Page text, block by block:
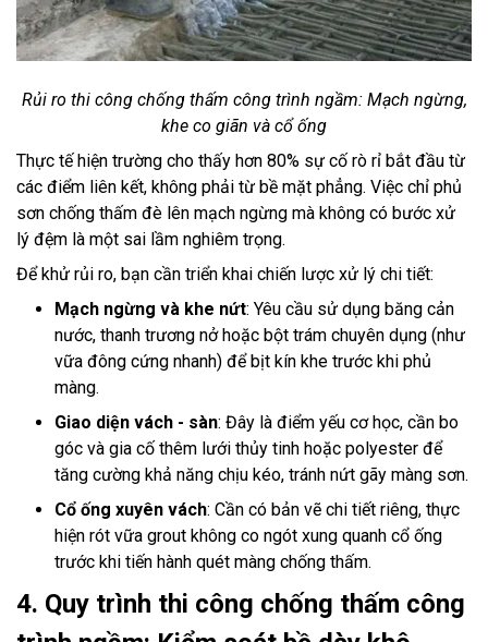
Rủi ro thi công chống thấm công trình ngầm: Mạch ngừng,
khe co giãn và cổ ống
Thực tế hiện trường cho thấy hơn 80% sự cố rò rỉ bắt đầu từ
các điểm liên kết, không phải từ bề mặt phẳng. Việc chỉ phủ
sơn chống thấm đè lên mạch ngừng mà không có bước xử
lý đệm là một sai lầm nghiêm trọng.
Để khử rủi ro, bạn cần triển khai chiến lược xử lý chi tiết:
Mạch ngừng và khe nứt: Yêu cầu sử dụng băng cản
nước, thanh trương nở hoặc bột trám chuyên dụng (như
vữa đông cứng nhanh) để bịt kín khe trước khi phủ
màng.
Giao diện vách - sàn: Đây là điểm yếu cơ học, cần bo
góc và gia cố thêm lưới thủy tinh hoặc polyester để
tăng cường khả năng chịu kéo, tránh nứt gãy màng sơn.
Cổ ống xuyên vách: Cần có bản vẽ chi tiết riêng, thực
hiện rót vữa grout không co ngót xung quanh cổ ống
trước khi tiến hành quét màng chống thấm.
4. Quy trình thi công chống thấm công